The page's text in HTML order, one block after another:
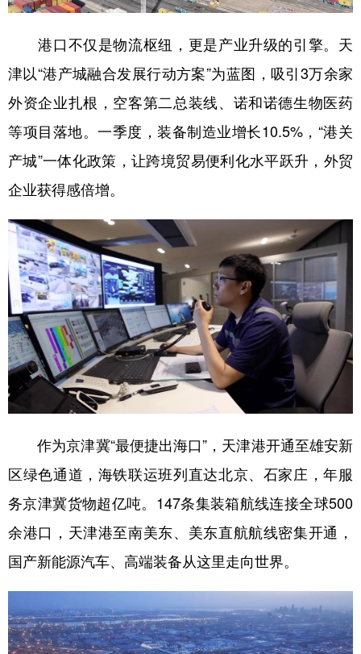
港口不仅是物流枢纽，更是产业升级的引擎。天
津以“港产城融合发展行动方案”为蓝图，吸引3万余家
外资企业扎根，空客第二总装线、诺和诺德生物医药
等项目落地。一季度，装备制造业增长10.5%，“港关
产城”一体化政策，让跨境贸易便利化水平跃升，外贸
企业获得感倍增。
作为京津冀“最便捷出海口”，天津港开通至雄安新
区绿色通道，海铁联运班列直达北京、石家庄，年服
务京津冀货物超亿吨。147条集装箱航线连接全球500
余港口，天津港至南美东、美东直航航线密集开通，
国产新能源汽车、高端装备从这里走向世界。